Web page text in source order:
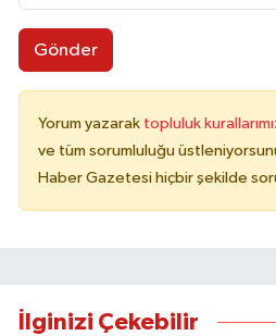
Gönder
Yorum yazarak topluluk
ve tüm sorumluluğu
Haber Gazetesi hiçbir şekilde
İlginizi Çekebilir